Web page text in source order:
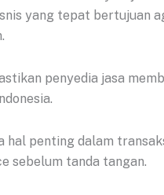
yang tepat bertujuan
penyedia jasa
hal penting dalam
sebelum tanda tangan.